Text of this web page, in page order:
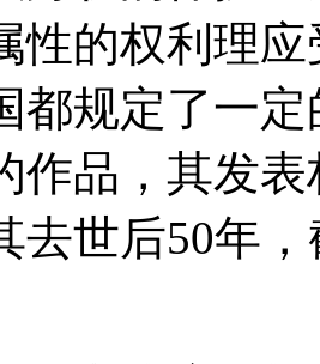
性的权利理
都规定了一
作品，其发
去世后50年